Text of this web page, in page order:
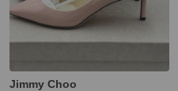
Jimmy Choo